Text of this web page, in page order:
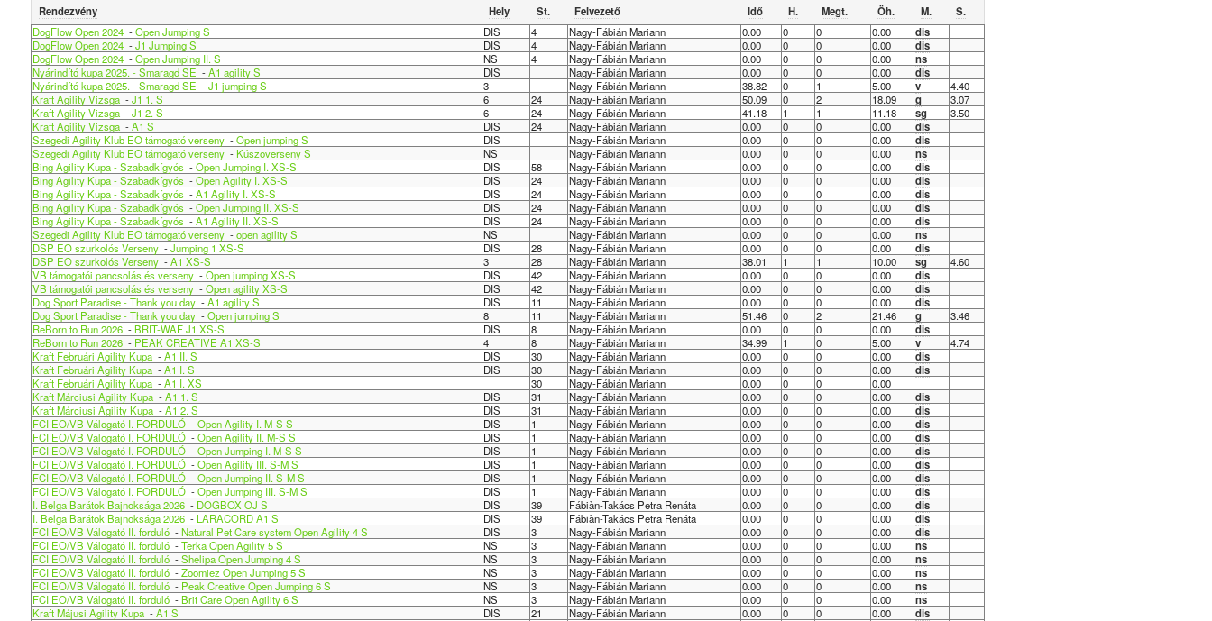
Rendezvény Hely St. Felvezető Idő H. Megt. Öh. M.
S.
DogFlow Open 2024-Open Jumping S DIS 4 Nagy-Fábián Mariann 0.00 0 0 0.00
dis
DogFlow Open 2024-J1 Jumping S DIS 4 Nagy-Fábián Mariann 0.00 0 0 0.00
dis
DogFlow Open 2024-Open Jumping II. S NS 4 Nagy-Fábián Mariann 0.00 0 0 0.00
ns
Nyárindító kupa 2025. - Smaragd SE -A1 agility S DIS Nagy-Fábián Mariann 0.00 0 0 0.00
dis
Nyárindító kupa 2025. - Smaragd SE -J1 jumping S 3 Nagy-Fábián Mariann 38.82 0 1 5.00 v
4.40
Kraft Agility Vizsga-J1 1. S 6 24 Nagy-Fábián Mariann 50.09 0 2 18.09 g
3.07
Kraft Agility Vizsga-J1 2. S 6 24 Nagy-Fábián Mariann 41.18 1 1 11.18 sg
3.50
Kraft Agility Vizsga-A1 S DIS 24 Nagy-Fábián Mariann 0.00 0 0 0.00
dis
Szegedi Agility Klub EO támogató verseny-Open jumping S DIS Nagy-Fábián Mariann 0.00 0 0 0.00
dis
Szegedi Agility Klub EO támogató verseny-Kúszoverseny S NS Nagy-Fábián Mariann 0.00 0 0 0.00
ns
Bing Agility Kupa - Szabadkígyós-Open Jumping I. XS-S DIS 58 Nagy-Fábián Mariann 0.00 0 0 0.00
dis
Bing Agility Kupa - Szabadkígyós-Open Agility I. XS-S DIS 24 Nagy-Fábián Mariann 0.00 0 0 0.00
dis
Bing Agility Kupa - Szabadkígyós-A1 Agility I. XS-S DIS 24 Nagy-Fábián Mariann 0.00 0 0 0.00
dis
Bing Agility Kupa - Szabadkígyós-Open Jumping II. XS-S DIS 24 Nagy-Fábián Mariann 0.00 0 0 0.00
dis
Bing Agility Kupa - Szabadkígyós-A1 Agility II. XS-S DIS 24 Nagy-Fábián Mariann 0.00 0 0 0.00
dis
Szegedi Agility Klub EO támogató verseny-open agility S NS Nagy-Fábián Mariann 0.00 0 0 0.00
ns
DSP EO szurkolós Verseny-Jumping 1 XS-S DIS 28 Nagy-Fábián Mariann 0.00 0 0 0.00
dis
DSP EO szurkolós Verseny-A1 XS-S 3 28 Nagy-Fábián Mariann 38.01 1 1 10.00 sg
4.60
VB támogatói pancsolás és verseny -Open jumping XS-S DIS 42 Nagy-Fábián Mariann 0.00 0 0 0.00
dis
VB támogatói pancsolás és verseny -Open agility XS-S DIS 42 Nagy-Fábián Mariann 0.00 0 0 0.00
dis
Dog Sport Paradise - Thank you day-A1 agility S DIS 11 Nagy-Fábián Mariann 0.00 0 0 0.00
dis
Dog Sport Paradise - Thank you day-Open jumping S 8 11 Nagy-Fábián Mariann 51.46 0 2 21.46 g
3.46
ReBorn to Run 2026-BRIT-WAF J1 XS-S DIS 8 Nagy-Fábián Mariann 0.00 0 0 0.00
dis
ReBorn to Run 2026- PEAK CREATIVE A1 XS-S 4 8 Nagy-Fábián Mariann 34.99 1 0 5.00 v
4.74
Kraft Februári Agility Kupa-A1 II. S DIS 30 Nagy-Fábián Mariann 0.00 0 0 0.00
dis
Kraft Februári Agility Kupa-A1 I. S DIS 30 Nagy-Fábián Mariann 0.00 0 0 0.00
dis
Kraft Februári Agility Kupa-A1 I. XS 30 Nagy-Fábián Mariann 0.00 0 0
0.00
Kraft Márciusi Agility Kupa-A1 1. S DIS 31 Nagy-Fábián Mariann 0.00 0 0 0.00
dis
Kraft Márciusi Agility Kupa-A1 2. S DIS 31 Nagy-Fábián Mariann 0.00 0 0 0.00
dis
FCI EO/VB Válogató I. FORDULÓ-Open Agility I. M-S S DIS 1 Nagy-Fábián Mariann 0.00 0 0 0.00
dis
FCI EO/VB Válogató I. FORDULÓ-Open Agility II. M-S S DIS 1 Nagy-Fábián Mariann 0.00 0 0 0.00
dis
FCI EO/VB Válogató I. FORDULÓ-Open Jumping I. M-S S DIS 1 Nagy-Fábián Mariann 0.00 0 0 0.00
dis
FCI EO/VB Válogató I. FORDULÓ-Open Agility III. S-M S DIS 1 Nagy-Fábián Mariann 0.00 0 0 0.00
dis
FCI EO/VB Válogató I. FORDULÓ-Open Jumping II. S-M S DIS 1 Nagy-Fábián Mariann 0.00 0 0 0.00
dis
FCI EO/VB Válogató I. FORDULÓ-Open Jumping III. S-M S DIS 1 Nagy-Fábián Mariann 0.00 0 0 0.00
dis
I. Belga Barátok Bajnoksága 2026- DOGBOX OJ S DIS 39 Fábiàn-Takács Petra Renáta 0.00 0 0 0.00
dis
I. Belga Barátok Bajnoksága 2026- LARACORD A1 S DIS 39 Fábiàn-Takács Petra Renáta 0.00 0 0 0.00
dis
FCI EO/VB Válogató II. forduló-Natural Pet Care system Open Agility 4 S DIS 3 Nagy-Fábián Mariann 0.00 0 0 0.00
dis
FCI EO/VB Válogató II. forduló-Terka Open Agility 5 S NS 3 Nagy-Fábián Mariann 0.00 0 0 0.00
ns
FCI EO/VB Válogató II. forduló-Shelipa Open Jumping 4 S NS 3 Nagy-Fábián Mariann 0.00 0 0 0.00
ns
FCI EO/VB Válogató II. forduló-Zoomiez Open Jumping 5 S NS 3 Nagy-Fábián Mariann 0.00 0 0 0.00
ns
FCI EO/VB Válogató II. forduló- Peak Creative Open Jumping 6 S NS 3 Nagy-Fábián Mariann 0.00 0 0 0.00
ns
FCI EO/VB Válogató II. forduló-Brit Care Open Agility 6 S NS 3 Nagy-Fábián Mariann 0.00 0 0 0.00
ns
Kraft Májusi Agility Kupa-A1 S DIS 21 Nagy-Fábián Mariann 0.00 0 0 0.00
dis